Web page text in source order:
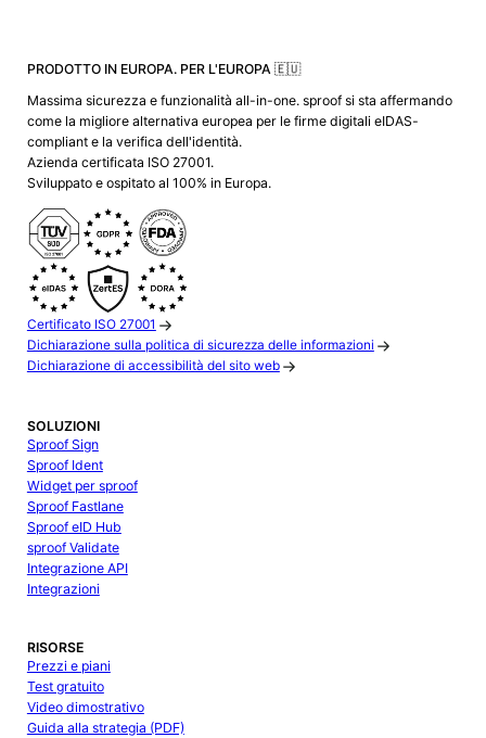
PRODOTTO IN EUROPA. PER L'EUROPA 🇪🇺
Massima sicurezza e funzionalità all-in-one. sproof si sta affermando
come la migliore alternativa europea per le firme digitali eIDAS-
compliant e la verifica dell'identità.
Azienda certificata ISO 27001.
Sviluppato e ospitato al 100% in Europa.
Certificato ISO 27001
Dichiarazione sulla politica di sicurezza delle informazioni
Dichiarazione di accessibilità del sito web
SOLUZIONI
Sproof Sign
Sproof Ident
Widget per sproof
Sproof Fastlane
Sproof eID Hub
sproof Validate
Integrazione API
Integrazioni
RISORSE
Prezzi e piani
Test gratuito
Video dimostrativo
Guida alla strategia (PDF)